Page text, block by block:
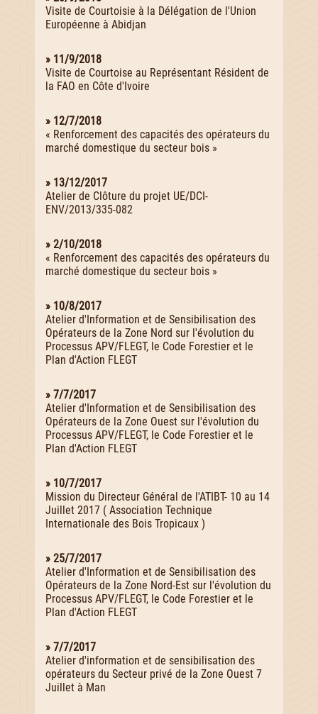
Visite de Courtoisie à la Délégation de l'Union
Européenne à Abidjan
» 11/9/2018
Visite de Courtoise au Représentant Résident de
la FAO en Côte d'Ivoire
» 12/7/2018
« Renforcement des capacités des opérateurs du
marché domestique du secteur bois »
» 13/12/2017
Atelier de Clôture du projet UE/DCI-
ENV/2013/335-082
» 2/10/2018
« Renforcement des capacités des opérateurs du
marché domestique du secteur bois »
» 10/8/2017
Atelier d'Information et de Sensibilisation des
Opérateurs de la Zone Nord sur l'évolution du
Processus APV/FLEGT, le Code Forestier et le
Plan d'Action FLEGT
» 7/7/2017
Atelier d'Information et de Sensibilisation des
Opérateurs de la Zone Ouest sur l'évolution du
Processus APV/FLEGT, le Code Forestier et le
Plan d'Action FLEGT
» 10/7/2017
Mission du Directeur Général de l'ATIBT- 10 au 14
Juillet 2017 ( Association Technique
Internationale des Bois Tropicaux )
» 25/7/2017
Atelier d'Information et de Sensibilisation des
Opérateurs de la Zone Nord-Est sur l'évolution du
Processus APV/FLEGT, le Code Forestier et le
Plan d'Action FLEGT
» 7/7/2017
Atelier d'information et de sensibilisation des
opérateurs du Secteur privé de la Zone Ouest 7
Juillet à Man